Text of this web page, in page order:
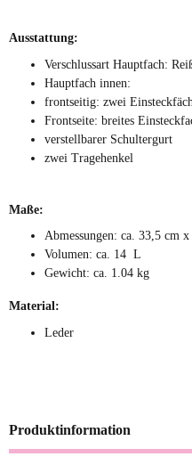
Ausstattung:
Verschlussart Hauptfach:
Hauptfach innen:
frontseitig: zwei
Frontseite: breites
verstellbarer Schultergurt
zwei Tragehenkel
Maße:
Abmessungen: ca. 33,5
Volumen: ca. 14 L
Gewicht: ca. 1.04 kg
Material:
Leder
Produktinformation